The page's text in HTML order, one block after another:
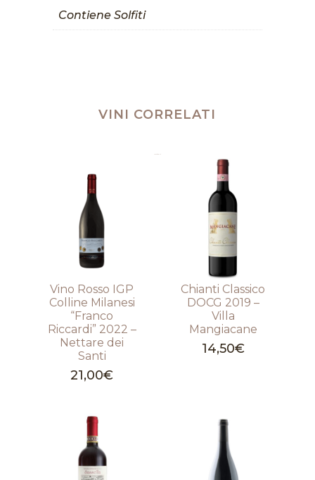
Contiene Solfiti
VINI CORRELATI
Vino Rosso IGP
Colline Milanesi
“Franco
Riccardi” 2022 –
Nettare dei
Santi
21,00€
Chianti Classico
DOCG 2019 –
Villa
Mangiacane
14,50€